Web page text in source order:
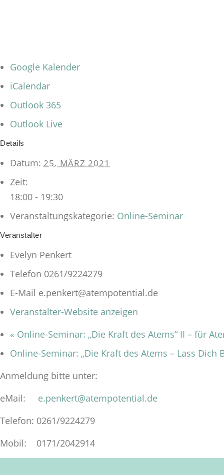
Google Kalender
iCalendar
Outlook 365
Outlook Live
Details
Datum: 25. MÄRZ 2021
Zeit:
18:00 - 19:30
Veranstaltungskategorie: Online-Seminar
Veranstalter
Evelyn Penkert
Telefon 0261/9224279
E-Mail e.penkert@atempotential.de
Veranstalter-Website anzeigen
« Online-Seminar: „Die Kraft des Atems“ II – für
Online-Seminar: „Die Kraft des Atems – Lass
Anmeldung bitte unter:
eMail: e.penkert@atempotential.de
Telefon: 0261/9224279
Mobil: 0171/2042914